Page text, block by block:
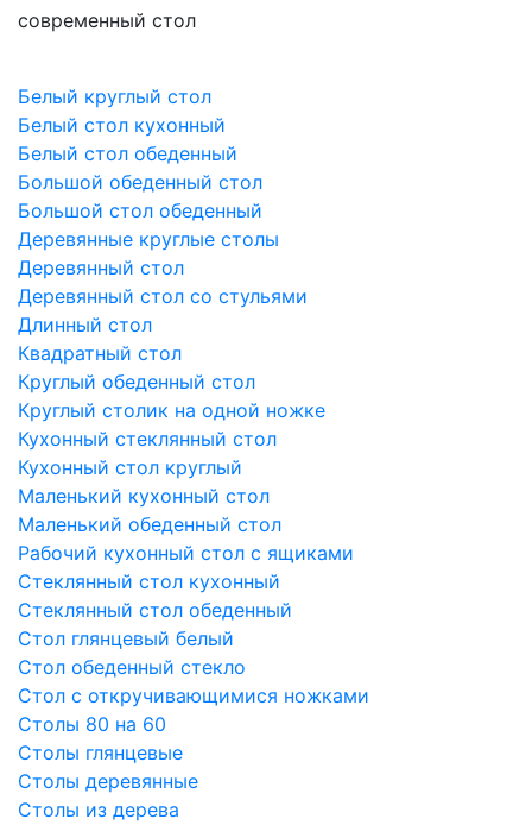
современный стол
Белый круглый стол
Белый стол кухонный
Белый стол обеденный
Большой обеденный стол
Большой стол обеденный
Деревянные круглые столы
Деревянный стол
Деревянный стол со стульями
Длинный стол
Квадратный стол
Круглый обеденный стол
Круглый столик на одной ножке
Кухонный стеклянный стол
Кухонный стол круглый
Маленький кухонный стол
Маленький обеденный стол
Рабочий кухонный стол с ящиками
Стеклянный стол кухонный
Стеклянный стол обеденный
Стол глянцевый белый
Стол обеденный стекло
Стол с откручивающимися ножками
Столы 80 на 60
Столы глянцевые
Столы деревянные
Столы из дерева